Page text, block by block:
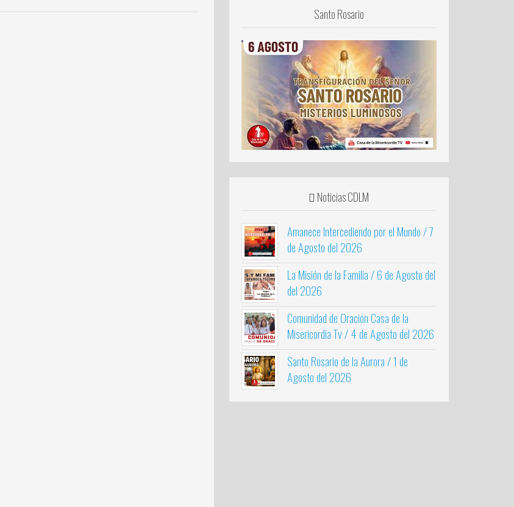
Santo Rosario
Noticias CDLM
Amanece Intercediendo por el Mundo / 7
de Agosto del 2026
La Misión de la Familia / 6 de Agosto del
del 2026
Comunidad de Oración Casa de la
Misericordia Tv / 4 de Agosto del 2026
Santo Rosario de la Aurora / 1 de
Agosto del 2026